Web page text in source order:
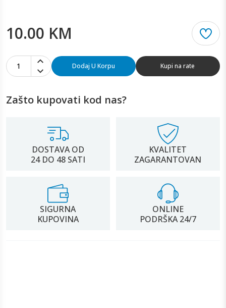
10.00 KM
1 Dodaj U Korpu Kupi na rate
Zašto kupovati kod nas?
DOSTAVA OD
24 DO 48 SATI
KVALITET
ZAGARANTOVAN
SIGURNA
KUPOVINA
ONLINE
PODRŠKA 24/7